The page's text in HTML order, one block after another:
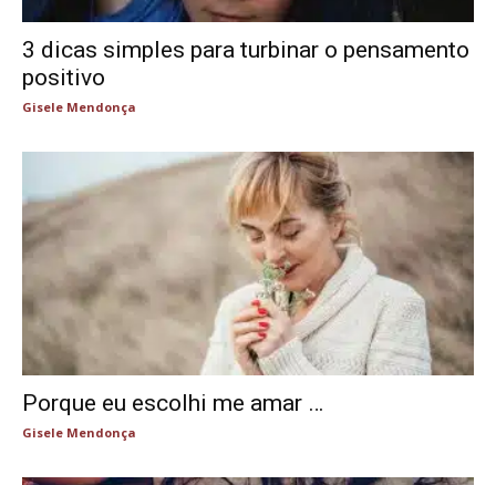
3 dicas simples para turbinar o pensamento
positivo
Gisele Mendonça
Porque eu escolhi me amar …
Gisele Mendonça